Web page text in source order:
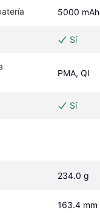
5000 mAh
Sí
PMA, QI
Sí
234.0 g
163.4 mm